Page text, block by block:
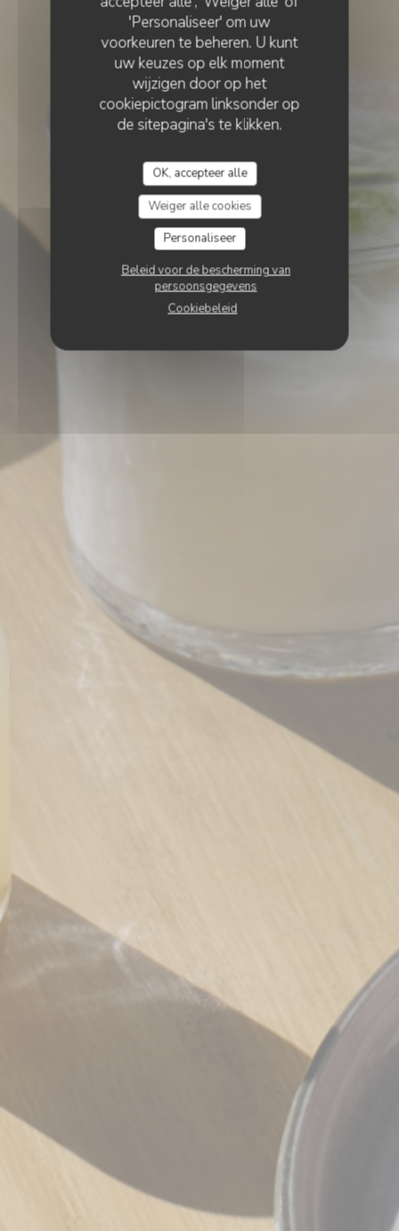
'Personaliseer' om uw
voorkeuren te beheren. U kunt
uw keuzes op elk moment
wijzigen door op het
cookiepictogram linksonder op
de sitepagina's te klikken.
OK, accepteer alle
Weiger alle cookies
Personaliseer
Beleid voor de bescherming van
persoonsgegevens
Cookiebeleid